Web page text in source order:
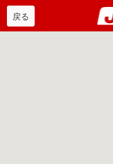
戻る